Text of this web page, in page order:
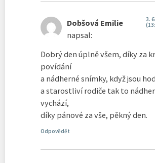
Dobšová Emilie
napsal:
3.
Dobrý den úplně všem, díky za
povídání
a nádherné snímky, když jsou
a starostliví rodiče tak to
vychází,
díky pánové za vše, pěkný den.
Odpovědět